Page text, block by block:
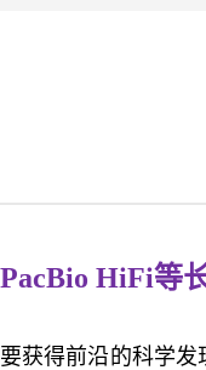
PacBio HiFi等
要获得前沿的科学